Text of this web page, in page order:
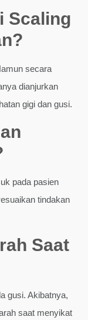
Scaling
secara
dianjurkan
gigi dan gusi.
pada pasien
tindakan
Saat
gusi. Akibatnya,
saat menyikat